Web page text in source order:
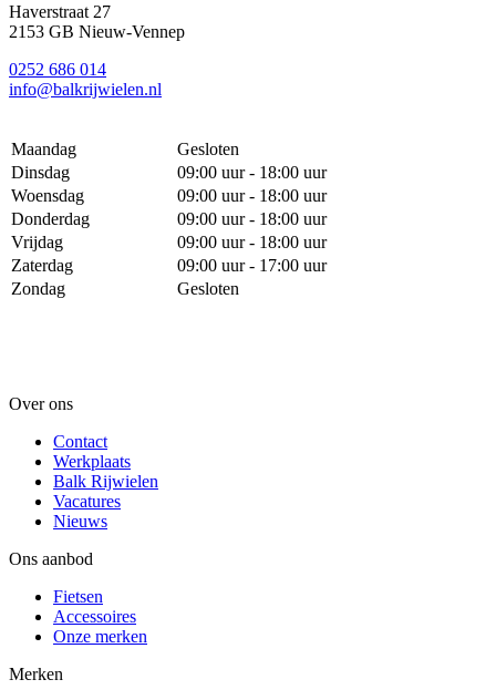
Haverstraat 27
2153 GB Nieuw-Vennep
0252 686 014
info@balkrijwielen.nl
Maandag
Gesloten
Dinsdag
09:00 uur - 18:00 uur
Woensdag
09:00 uur - 18:00 uur
Donderdag
09:00 uur - 18:00 uur
Vrijdag
09:00 uur - 18:00 uur
Zaterdag
09:00 uur - 17:00 uur
Zondag
Gesloten
Over ons
Contact
Werkplaats
Balk Rijwielen
Vacatures
Nieuws
Ons aanbod
Fietsen
Accessoires
Onze merken
Merken